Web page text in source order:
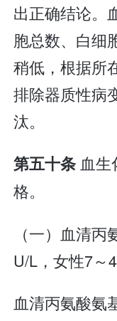
出正确结论。
胞总数、白细
稍低，根据所
排除器质性病
汰。
第五十条血
格。
（一）血清
U/L，女性7～
血清丙氨酸氨